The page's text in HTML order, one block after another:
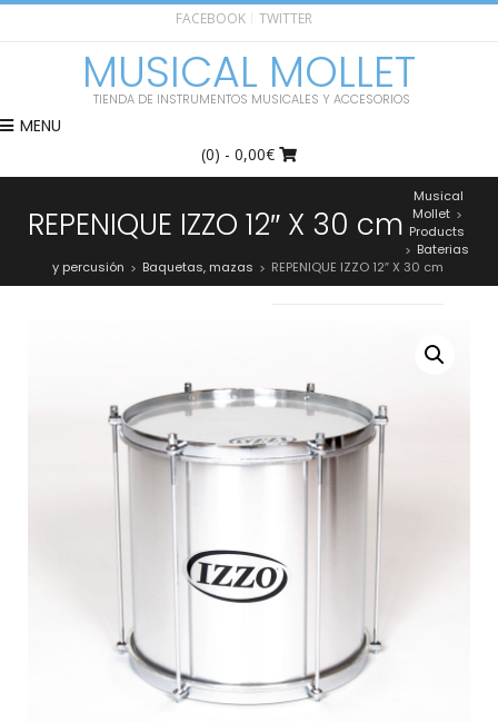
FACEBOOK TWITTER
MUSICAL MOLLET
TIENDA DE INSTRUMENTOS MUSICALES Y ACCESORIOS
MENU
(0) - 0,00€
REPENIQUE IZZO 12″ X 30 cm
Musical
Mollet >
Products
> Baterias
y percusión > Baquetas, mazas > REPENIQUE IZZO 12″ X 30 cm